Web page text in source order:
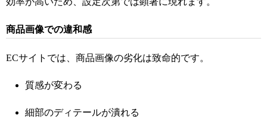
商品画像での違和感
ECサイトでは、商品画像の劣化は致命的です。
質感が変わる
細部のディテールが潰れる